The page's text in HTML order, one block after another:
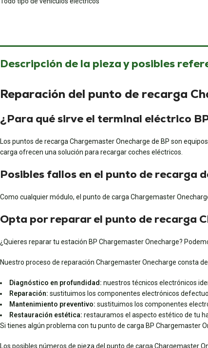
Descripción de la pieza y posibles
Reparación del punto de recarga
¿Para qué sirve el terminal eléctrico
Los puntos de recarga Chargemaster Onecharge de BP son
carga ofrecen una solución para recargar coches eléctricos.
Posibles fallos en el punto de recarga
Como cualquier módulo, el punto de carga Chargemaster
Opta por reparar el punto de recarga
¿Quieres reparar tu estación BP Chargemaster Onecharge?
Nuestro proceso de reparación Chargemaster Onecharge consta
Diagnóstico en profundidad: nuestros técnicos electrónicos
Reparación: sustituimos los componentes electrónicos
Mantenimiento preventivo: sustituimos los componentes
Restauración estética: restauramos el aspecto estético de tu
Si tienes algún problema con tu punto de carga BP Chargemaster
Los posibles números de pieza del punto de carga Chargemaster